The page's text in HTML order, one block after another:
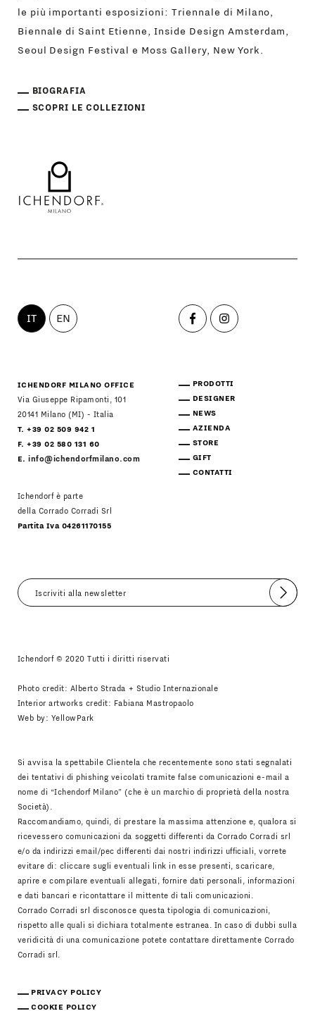
le più importanti esposizioni: Triennale di Milano,
Biennale di Saint Etienne, Inside Design Amsterdam,
Seoul Design Festival e Moss Gallery, New York.
BIOGRAFIA
SCOPRI LE COLLEZIONI
IT EN
ICHENDORF MILANO OFFICE
Via Giuseppe Ripamonti, 101
20141 Milano (MI) - Italia
T. +39 02 509 942 1
F. +39 02 580 131 60
E.info@ichendorfmilano.com
Ichendorf è parte
della Corrado Corradi Srl
Partita Iva 04261170155
PRODOTTI
DESIGNER
NEWS
AZIENDA
STORE
GIFT
CONTATTI
Invia
Ichendorf © 2020 Tutti i diritti riservati
Photo credit: Alberto Strada + Studio Internazionale
Interior artworks credit: Fabiana Mastropaolo
Web by: YellowPark
Si avvisa la spettabile Clientela che recentemente sono stati segnalati
dei tentativi di phishing veicolati tramite false comunicazioni e-mail a
nome di “Ichendorf Milano” (che è un marchio di proprietà della nostra
Società).
Raccomandiamo, quindi, di prestare la massima attenzione e, qualora si
ricevessero comunicazioni da soggetti differenti da Corrado Corradi srl
e/o da indirizzi email/pec differenti dai nostri indirizzi ufficiali, vorrete
evitare di: cliccare sugli eventuali link in esse presenti, scaricare,
aprire e compilare eventuali allegati, fornire dati personali, informazioni
e dati bancari e ricontattare il mittente di tali comunicazioni.
Corrado Corradi srl disconosce questa tipologia di comunicazioni,
rispetto alle quali si dichiara totalmente estranea. In caso di dubbi sulla
veridicità di una comunicazione potete contattare direttamente Corrado
Corradi srl.
PRIVACY POLICY
COOKIE POLICY